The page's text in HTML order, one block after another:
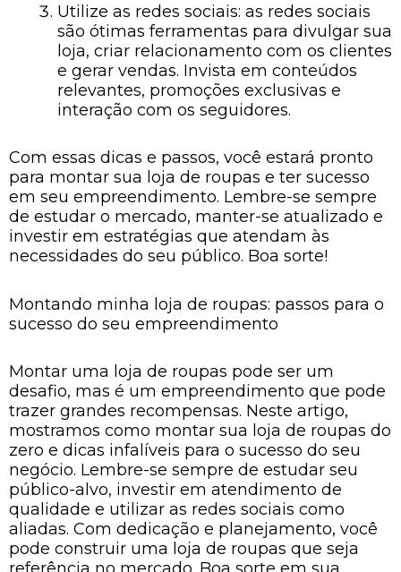
Utilize as redes sociais: as redes sociais
são ótimas ferramentas para divulgar sua
loja, criar relacionamento com os clientes
e gerar vendas. Invista em conteúdos
relevantes, promoções exclusivas e
interação com os seguidores.
Com essas dicas e passos, você estará pronto
para montar sua loja de roupas e ter sucesso
em seu empreendimento. Lembre-se sempre
de estudar o mercado, manter-se atualizado e
investir em estratégias que atendam às
necessidades do seu público. Boa sorte!
Montando minha loja de roupas: passos para o
sucesso do seu empreendimento
Montar uma loja de roupas pode ser um
desafio, mas é um empreendimento que pode
trazer grandes recompensas. Neste artigo,
mostramos como montar sua loja de roupas do
zero e dicas infalíveis para o sucesso do seu
negócio. Lembre-se sempre de estudar seu
público-alvo, investir em atendimento de
qualidade e utilizar as redes sociais como
aliadas. Com dedicação e planejamento, você
pode construir uma loja de roupas que seja